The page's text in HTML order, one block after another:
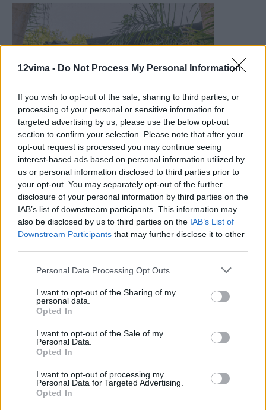
12vima - Do Not Process My Personal Information
If you wish to opt-out of the sale, sharing to third parties, or
processing of your personal or sensitive information for
targeted advertising by us, please use the below opt-out
section to confirm your selection. Please note that after your
opt-out request is processed you may continue seeing
interest-based ads based on personal information utilized by
us or personal information disclosed to third parties prior to
your opt-out. You may separately opt-out of the further
disclosure of your personal information by third parties on the
IAB’s list of downstream participants. This information may
also be disclosed by us to third parties on the IAB’s List of
Downstream Participants that may further disclose it to other
Personal Data Processing Opt Outs
I want to opt-out of the Sharing of my
personal data.
Opted In
I want to opt-out of the Sale of my
Personal Data.
Opted In
I want to opt-out of processing my
Personal Data for Targeted Advertising.
Opted In